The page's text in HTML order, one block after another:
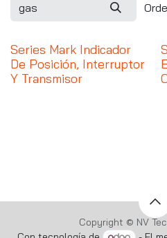
Series Mark Indicador
De Posición, Interruptor
Y Transmisor
Copyright © NV